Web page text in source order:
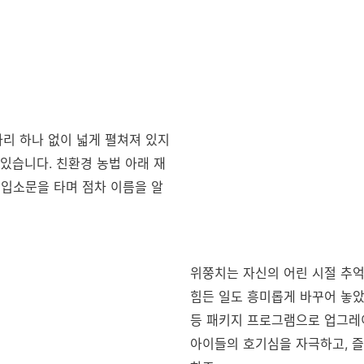
하나 없이 넓게 펼쳐져 있지
습니다. 친환경 농법 아래 재
소문을 타며 점차 이름을 알
위쭝치는 자신의 어린 시절 추
힘든 일도 흥미롭게 바꾸어 놓
등 패키지 프로그램으로 업그
아이들의 호기심을 자극하고,